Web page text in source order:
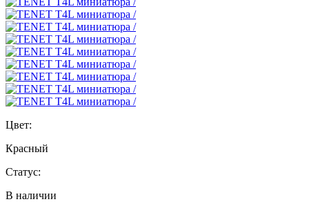
Цвет:
Красный
Статус:
В наличии